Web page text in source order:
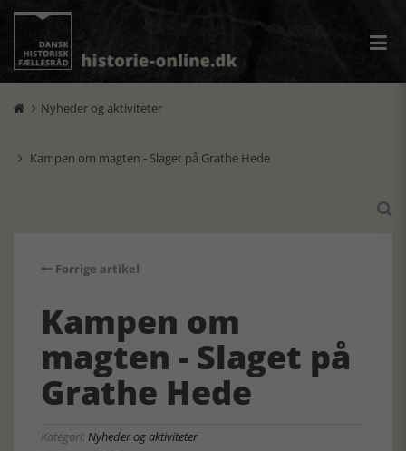
 Nyheder og aktiviteter
 Kampen om magten - Slaget på Grathe Hede

Forrige artikel
Kampen om
magten - Slaget på
Grathe Hede
Kategori:Nyheder og aktiviteter